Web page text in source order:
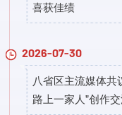
喜获佳绩
2026-07-30
八省区主流媒体共
路上一家人”创作